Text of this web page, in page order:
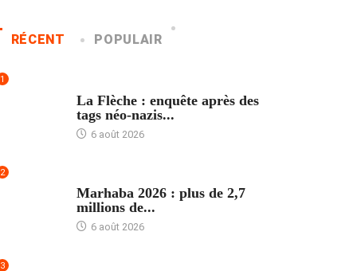
RÉCENT POPULAIR
1
La Flèche : enquête après des
tags néo-nazis...
6 août 2026
2
Marhaba 2026 : plus de 2,7
millions de...
6 août 2026
3